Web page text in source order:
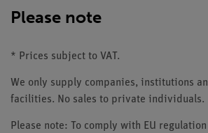
Please note
* Prices subject to VAT.
We only supply companies, institutions
facilities. No sales to private individuals.
Please note: To comply with EU